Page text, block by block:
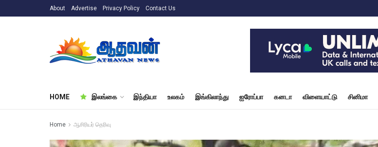
About Advertise Privacy Policy Contact Us
HOME இலங்கை இந்தியா உலகம் இங்கிலாந்து ஐரோப்பா கனடா விளையாட்டு சினிமா
Home ஆசிரியர் தெரிவு